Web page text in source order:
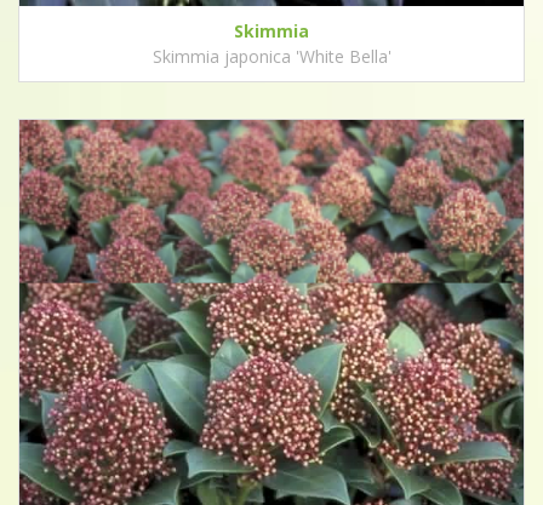
Skimmia
Skimmia japonica 'White Bella'